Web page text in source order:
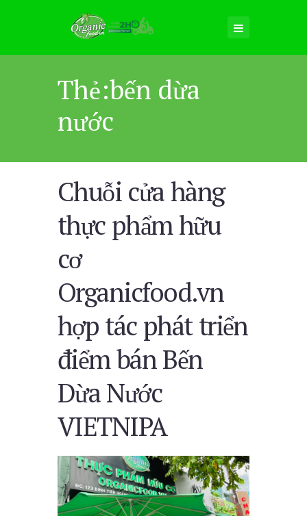
Thẻ:bến dừa
nước
Chuỗi cửa hàng
thực phẩm hữu
cơ
Organicfood.vn
hợp tác phát triển
điểm bán Bến
Dừa Nước
VIETNIPA